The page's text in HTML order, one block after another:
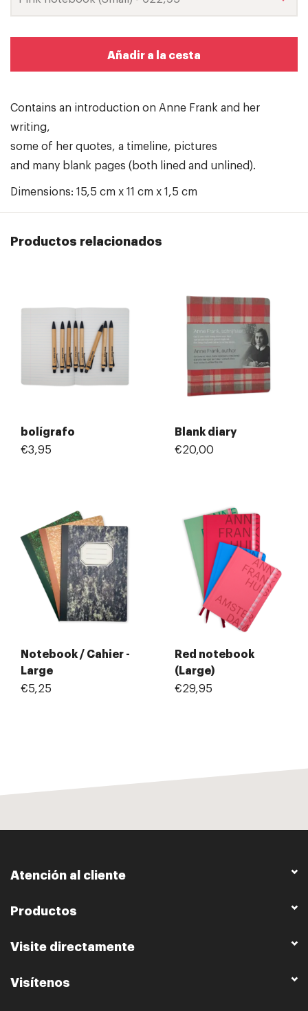
Añadir a la cesta
Contains an introduction on Anne Frank and her
writing,
some of her quotes, a timeline, pictures
and many blank pages (both lined and unlined).
Dimensions: 15,5 cm x 11 cm x 1,5 cm
Productos relacionados
bolígrafo
€3,95
Blank diary
€20,00
Notebook / Cahier -
Large
€5,25
Red notebook
(Large)
€29,95
Atención al cliente
Productos
Visite directamente
Visítenos